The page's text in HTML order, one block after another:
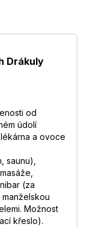
Drákuly
od
údolí
a ovoce
saunu),
(za
Možnost
křeslo).